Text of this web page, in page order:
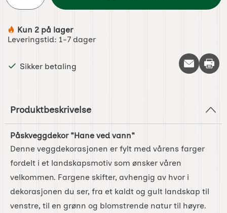
Produkttilgjengelighet:
Kun 2 på lager
Leveringstid: 1-7 dager
Sikker betaling Skriv
Produktbeskrivelse
Påskveggdekor "Hane ved vann"
Denne veggdekorasjonen er fylt med vårens farger
fordelt i et landskapsmotiv som ønsker våren
velkommen. Fargene skifter, avhengig av hvor i
dekorasjonen du ser, fra et kaldt og gult landskap til
venstre, til en grønn og blomstrende natur til høyre.